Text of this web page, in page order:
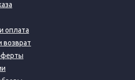
оплата
возврат